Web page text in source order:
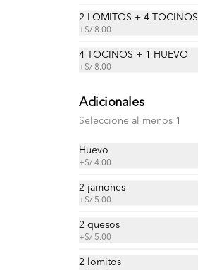
S/ 24.00
Enchilada de chorizo
ensaladas, papas al hilo a elección.
S/ 25.00
Tortilla, queso, lechón, cremas,
2 LOMITOS + 4 TOCINOS
+S/ 8.00
4 TOCINOS + 1 HUEVO
+S/ 8.00
Adicionales
Seleccione al menos 1
Huevo
+S/ 4.00
2 jamones
+S/ 5.00
2 quesos
+S/ 5.00
2 lomitos